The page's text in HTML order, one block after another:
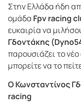
Στην Ελλάδα ήδη
ομάδα Fpv racing
ευκαιρία να
Γδοντάκης
παρουσιάζει το
μπορείτε να το
Ο Κωνσταντίνος
racing